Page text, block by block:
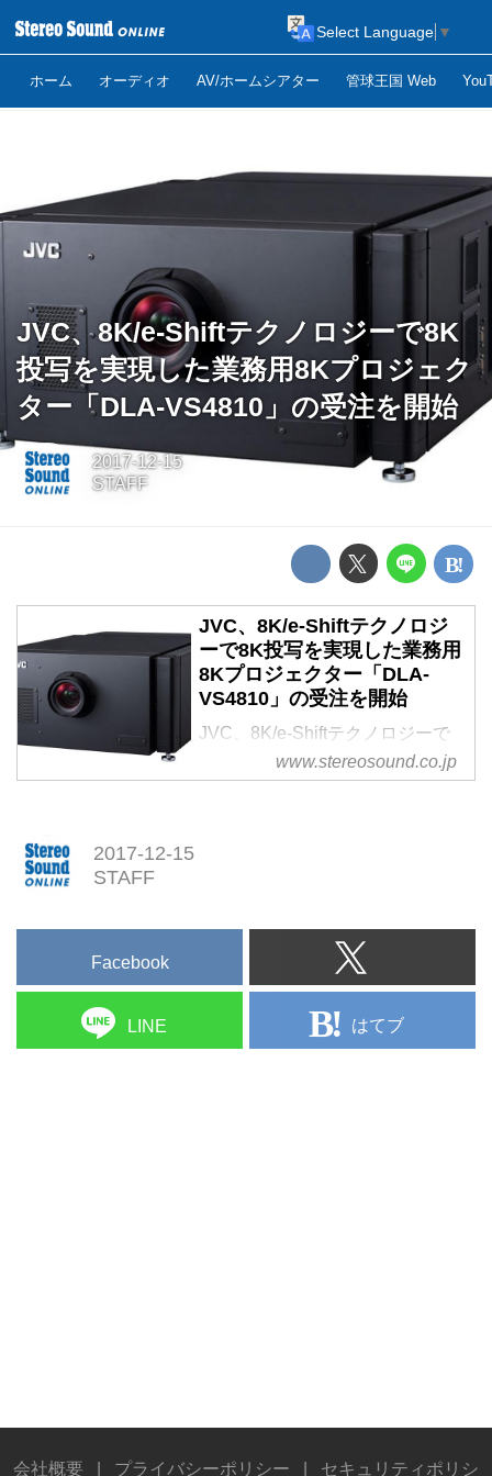
ホーム オーディオ AV/ホームシアター 管球王国 Web
Select Language ▼
JVC、8K/e-Shiftテクノロジーで8K
投写を実現した業務用8Kプロジェク
ター「DLA-VS4810」の受注を開始
2017-12-15
STAFF
JVC、8K/e-Shiftテクノロジ
ーで8K投写を実現した業務用
8Kプロジェクター「DLA-
VS4810」の受注を開始
JVC、8K/e-Shiftテクノロジーで
8K投写を実現した業務用8Kプロ
ジェクター「DLA-VS4810」の受
www.stereosound.co.jp
2017-12-15
STAFF
Facebook
LINE はてブ
会社概要 プライバシーポリシー セキュリティポリシ